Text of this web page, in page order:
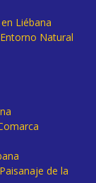
Liébana
Natural
de la